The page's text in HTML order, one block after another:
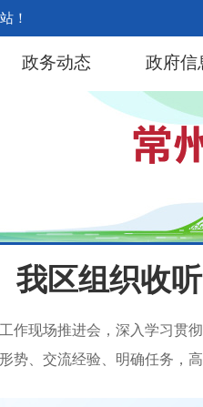
！
政务动态 政府信
我区组织收
作现场推进会，深入学习贯
势、交流经验、明确任务，